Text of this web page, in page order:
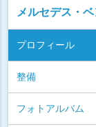
メルセデス・
プロフィール
整備
フォトアルバム